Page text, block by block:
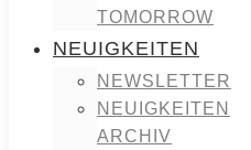
TOMORROW
NEUIGKEITEN
NEWSLETTER
NEUIGKEITEN
ARCHIV